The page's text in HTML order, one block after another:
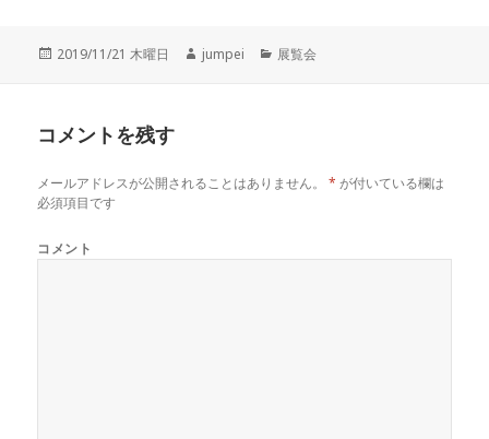
投
2019/11/21 木曜日
作
jumpei
カ
展覧会
コメントを残す
メールアドレスが公開されることはありません。 * が付いている欄は
必須項目です
コメント